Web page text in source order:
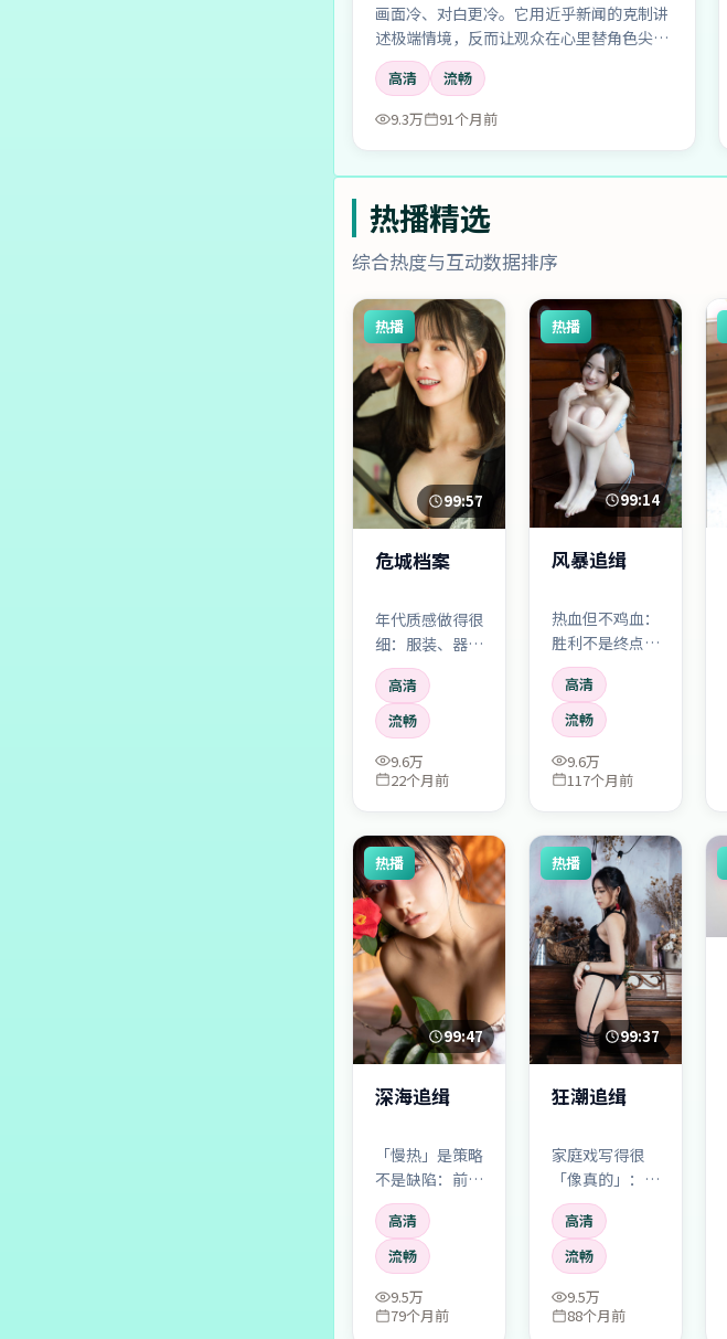
画面冷、对白更冷。它用近乎新闻的克制讲
述极端情境，反而让观众在心里替角色尖
叫。
高清
流畅
9.3万
91个月前
热播精选
综合热度与互动数据排序
热播
99:57
危城档案
年代质感做得很
细：服装、器
物、口头语都对
味。故事本身像
从旧报纸缝里抠
出来的社会切
片。
高清
流畅
9.6万
22个月前
热播
99:14
风暴追缉
热血但不鸡血：
胜利不是终点，
「如何与失败共
处」才是。运
动/战争元素服
务于人物成长，
而不是反过来。
高清
流畅
9.6万
117个月前
热播
99:47
深海追缉
「慢热」是策略
不是缺陷：前半
小时铺地毯，后
一小时把地毯抽
走。耐心者回报
丰厚。
高清
流畅
9.5万
79个月前
热播
99:37
狂潮追缉
家庭戏写得很
「像真的」：饭
桌沉默、电话未
接、欲言又止。
大情节反而藏在
小事里。
高清
流畅
9.5万
88个月前